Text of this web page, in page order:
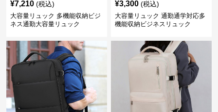
¥7,210 (税込)
大容量リュック 多機能収納ビジ
ネス通勤大容量リュック
¥3,300 (税込)
大容量リュック 通勤通学対応多
機能収納ビジネスリュック